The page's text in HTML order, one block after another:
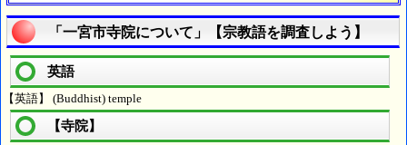
「一宮市寺院について」【宗教語を調査しよう】
英語
【英語】 (Buddhist) temple
【寺院】